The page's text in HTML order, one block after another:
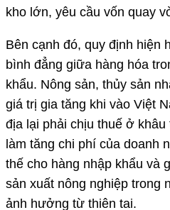
kho lớn, yêu cầu vốn quay
Bên cạnh đó, quy định hiện
bình đẳng giữa hàng hóa
khẩu. Nông sản, thủy sản
giá trị gia tăng khi vào Việt
địa lại phải chịu thuế ở
làm tăng chi phí của doanh
thế cho hàng nhập khẩu và
sản xuất nông nghiệp trong
ảnh hưởng từ thiên tai.